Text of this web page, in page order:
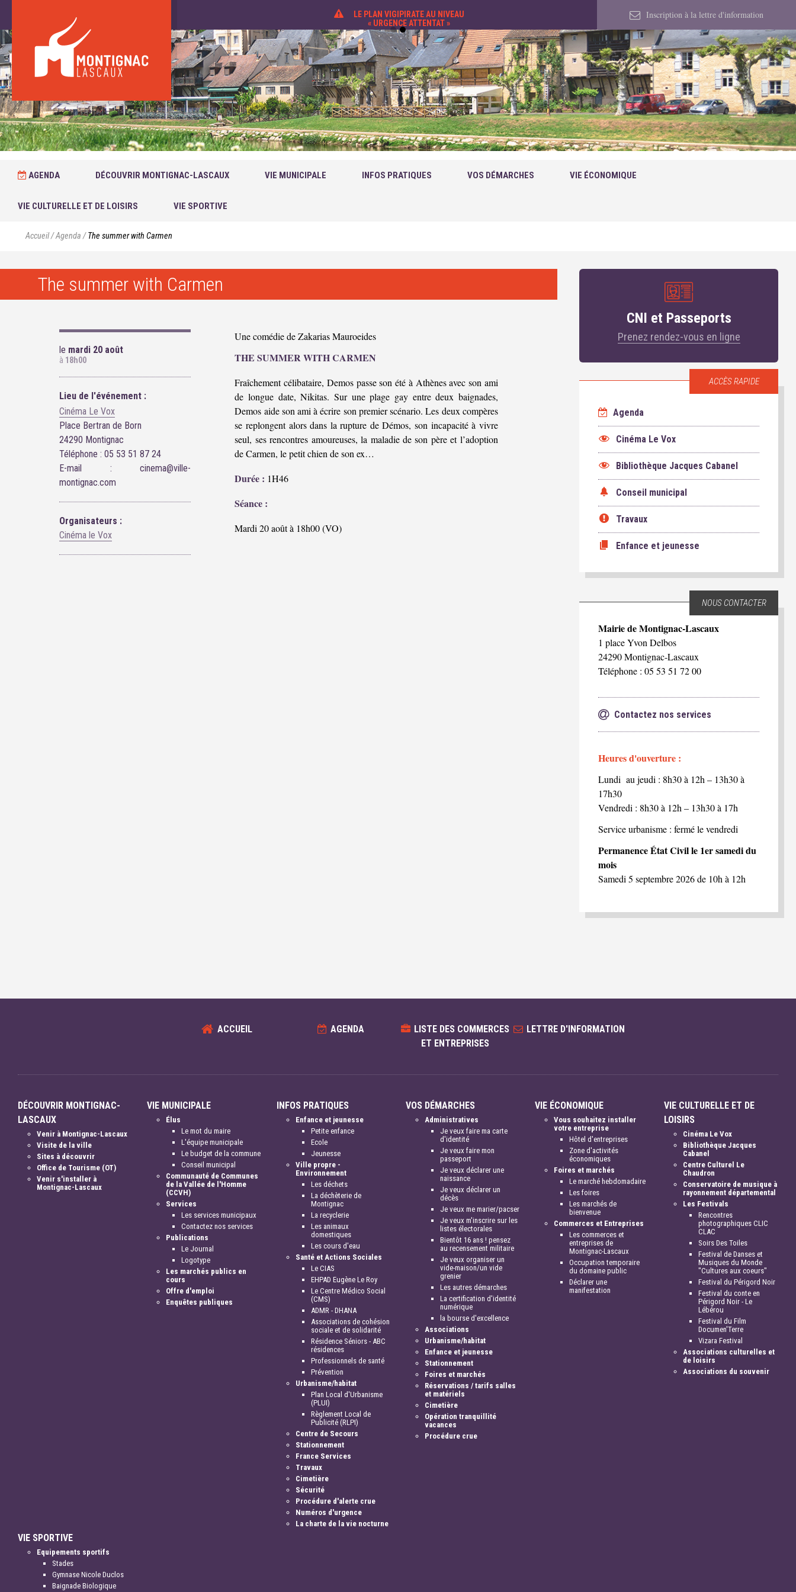
LE PLAN VIGIPIRATE AU NIVEAU
« URGENCE ATTENTAT »
Inscription à la lettre d'information
AGENDA DÉCOUVRIR MONTIGNAC-LASCAUX VIE MUNICIPALE INFOS PRATIQUES VOS DÉMARCHES VIE ÉCONOMIQUE
VIE CULTURELLE ET DE LOISIRS VIE SPORTIVE
Accueil/Agenda /The summer with Carmen
The summer with Carmen
le mardi 20 août
à 18h00
Lieu de l'événement :
Cinéma Le Vox
Place Bertran de Born
24290 Montignac
Téléphone : 05 53 51 87 24
E-mail : cinema@ville-
montignac.com
Organisateurs :
Cinéma le Vox
Une comédie de Zakarias Mauroeides
THE SUMMER WITH CARMEN
Fraîchement célibataire, Demos passe son été à Athènes avec son ami
de longue date, Nikitas. Sur une plage gay entre deux baignades,
Demos aide son ami à écrire son premier scénario. Les deux compères
se replongent alors dans la rupture de Démos, son incapacité à vivre
seul, ses rencontres amoureuses, la maladie de son père et l’adoption
de Carmen, le petit chien de son ex…
Durée : 1H46
Séance :
Mardi 20 août à 18h00 (VO)
CNI et Passeports
Prenez rendez-vous en ligne
ACCÈS RAPIDE
Agenda
Cinéma Le Vox
Bibliothèque Jacques Cabanel
Conseil municipal
Travaux
Enfance et jeunesse
NOUS CONTACTER
Mairie de Montignac-Lascaux
1 place Yvon Delbos
24290 Montignac-Lascaux
Téléphone : 05 53 51 72 00
Contactez nos services
Heures d'ouverture :
Lundi au jeudi : 8h30 à 12h – 13h30 à
17h30
Vendredi : 8h30 à 12h – 13h30 à 17h
Service urbanisme : fermé le vendredi
Permanence État Civil le 1er samedi du
mois
Samedi 5 septembre 2026 de 10h à 12h
ACCUEIL AGENDA
LISTE DES COMMERCES
ET ENTREPRISES
LETTRE D'INFORMATION
DÉCOUVRIR MONTIGNAC-
LASCAUX
Venir à Montignac-Lascaux
Visite de la ville
Sites à découvrir
Office de Tourisme (OT)
Venir s'installer à
Montignac-Lascaux
VIE MUNICIPALE
Élus
Le mot du maire
L'équipe municipale
Le budget de la commune
Conseil municipal
Communauté de Communes
de la Vallée de l'Homme
(CCVH)
Services
Les services municipaux
Contactez nos services
Publications
Le Journal
Logotype
Les marchés publics en
cours
Offre d'emploi
Enquêtes publiques
INFOS PRATIQUES
Enfance et jeunesse
Petite enfance
Ecole
Jeunesse
Ville propre -
Environnement
Les déchets
La déchèterie de
Montignac
La recyclerie
Les animaux
domestiques
Les cours d'eau
Santé et Actions Sociales
Le CIAS
EHPAD Eugène Le Roy
Le Centre Médico Social
(CMS)
ADMR - DHANA
Associations de cohésion
sociale et de solidarité
Résidence Séniors - ABC
résidences
Professionnels de santé
Prévention
Urbanisme/habitat
Plan Local d'Urbanisme
(PLUI)
Règlement Local de
Publicité (RLPI)
Centre de Secours
Stationnement
France Services
Travaux
Cimetière
Sécurité
Procédure d'alerte crue
Numéros d'urgence
La charte de la vie nocturne
VOS DÉMARCHES
Administratives
Je veux faire ma carte
d'identité
Je veux faire mon
passeport
Je veux déclarer une
naissance
Je veux déclarer un
décès
Je veux me marier/pacser
Je veux m'inscrire sur les
listes électorales
Bientôt 16 ans ! pensez
au recensement militaire
Je veux organiser un
vide-maison/un vide
grenier
Les autres démarches
La certification d'identité
numérique
la bourse d'excellence
Associations
Urbanisme/habitat
Enfance et jeunesse
Stationnement
Foires et marchés
Réservations / tarifs salles
et matériels
Cimetière
Opération tranquillité
vacances
Procédure crue
VIE ÉCONOMIQUE
Vous souhaitez installer
votre entreprise
Hôtel d'entreprises
Zone d'activités
économiques
Foires et marchés
Le marché hebdomadaire
Les foires
Les marchés de
bienvenue
Commerces et Entreprises
Les commerces et
entreprises de
Montignac-Lascaux
Occupation temporaire
du domaine public
Déclarer une
manifestation
VIE CULTURELLE ET DE
LOISIRS
Cinéma Le Vox
Bibliothèque Jacques
Cabanel
Centre Culturel Le
Chaudron
Conservatoire de musique à
rayonnement départemental
Les Festivals
Rencontres
photographiques CLIC
CLAC
Soirs Des Toiles
Festival de Danses et
Musiques du Monde
"Cultures aux coeurs"
Festival du Périgord Noir
Festival du conte en
Périgord Noir - Le
Lébérou
Festival du Film
Documen'Terre
Vizara Festival
Associations culturelles et
de loisirs
Associations du souvenir
VIE SPORTIVE
Equipements sportifs
Stades
Gymnase Nicole Duclos
Baignade Biologique